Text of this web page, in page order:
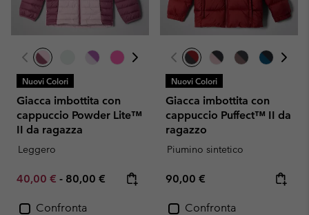
Nuovi Colori
Giacca imbottita con
cappuccio Powder Lite™
II da ragazza
Leggero
Minimum sale price:
40,00 € - Maximum price:
80,00 €
Confronta
Nuovi Colori
Giacca imbottita con
cappuccio Puffect™ II da
ragazzo
Piumino sintetico
Regular price:
90,00 €
Confronta